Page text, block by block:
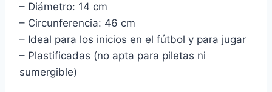
– Diámetro: 14 cm
– Circunferencia: 46 cm
– Ideal para los inicios en el fútbol y para jugar
– Plastificadas (no apta para piletas ni
sumergible)